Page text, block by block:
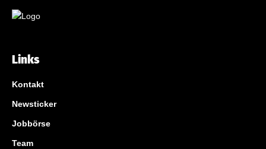
Links
Kontakt
Newsticker
Jobbörse
Team